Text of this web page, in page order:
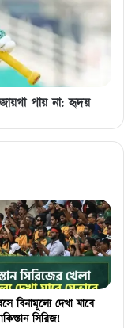
পায় না: হৃদয়
বিনামূল্যে দেখা যাবে
সিরিজ!